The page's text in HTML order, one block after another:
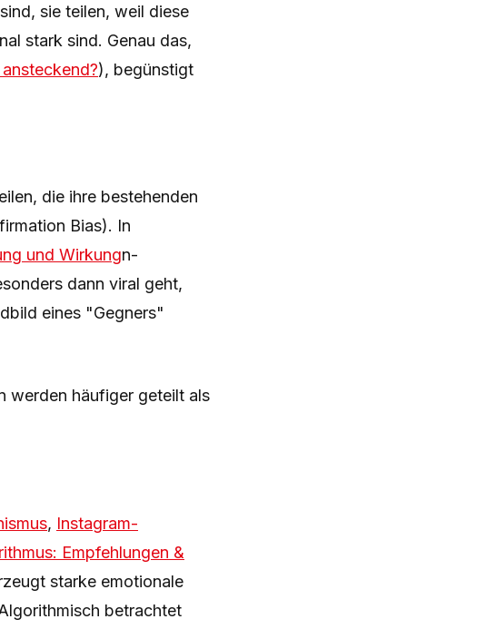
sie teilen, weil diese
stark sind. Genau das,
), begünstigt
die ihre bestehenden
Bias). In
und Wirkungn-
dann viral geht,
eines "Gegners"
werden häufiger geteilt als
, Instagram-
Empfehlungen &
starke emotionale
betrachtet